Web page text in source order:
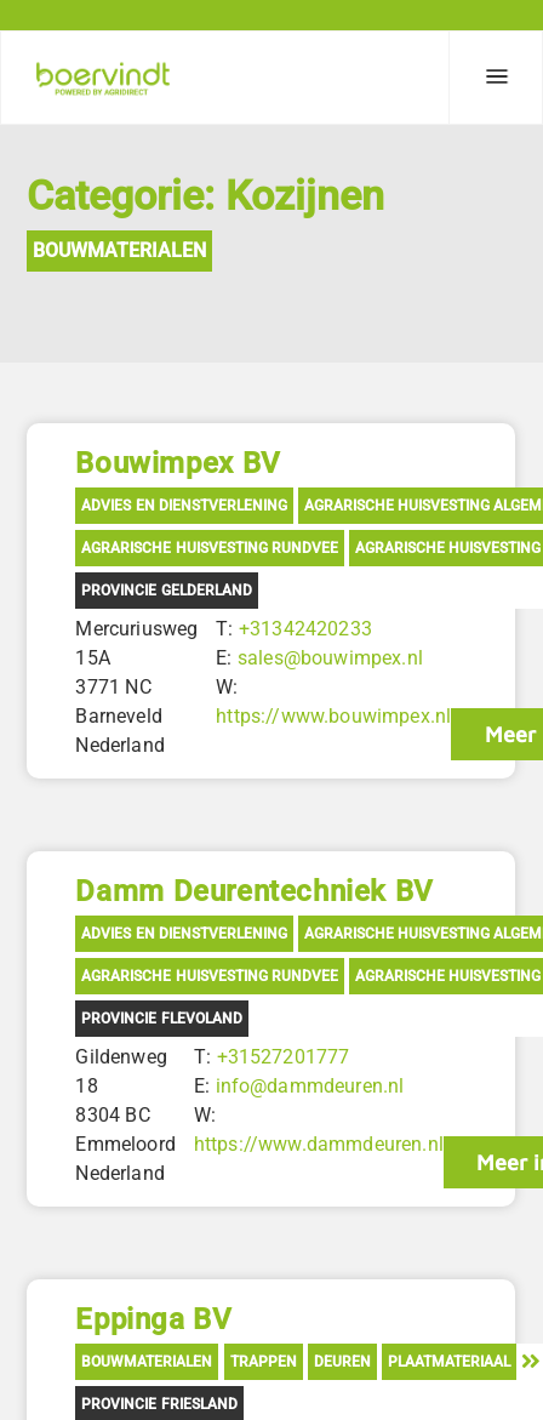
Categorie: Kozijnen
BOUWMATERIALEN
Bouwimpex BV
ADVIES EN DIENSTVERLENING AGRARISCHE HUISVESTING
AGRARISCHE HUISVESTING RUNDVEE AGRARISCHE
PROVINCIE GELDERLAND
Mercuriusweg
15A
3771 NC
Barneveld
Nederland
T: +31342420233
E: sales@bouwimpex.nl
W:
https://www.bouwimpex.nl
Damm Deurentechniek BV
ADVIES EN DIENSTVERLENING AGRARISCHE HUISVESTING
AGRARISCHE HUISVESTING RUNDVEE AGRARISCHE
PROVINCIE FLEVOLAND
Gildenweg
18
8304 BC
Emmeloord
Nederland
T: +31527201777
E: info@dammdeuren.nl
W:
https://www.dammdeuren.nl
Meer
Eppinga BV
BOUWMATERIALEN TRAPPEN DEUREN PLAATMATERIAAL
PROVINCIE FRIESLAND